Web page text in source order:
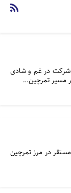
شرکت در غم و شادی
مسیر تمرچین…
در مرز تمرچین